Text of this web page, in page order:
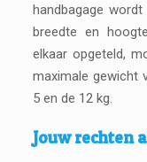
handbagage
breedte en
elkaar opgeteld,
maximale gewicht
5 en de 12 kg.
Jouw rechten